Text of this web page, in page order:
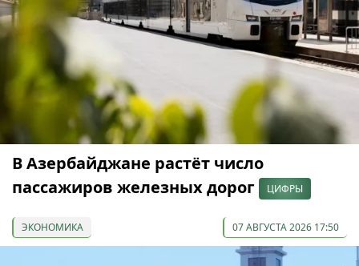
В Азербайджане растёт число
пассажиров железных дорог
ЦИФРЫ
ЭКОНОМИКА 07 АВГУСТА 2026 17:50